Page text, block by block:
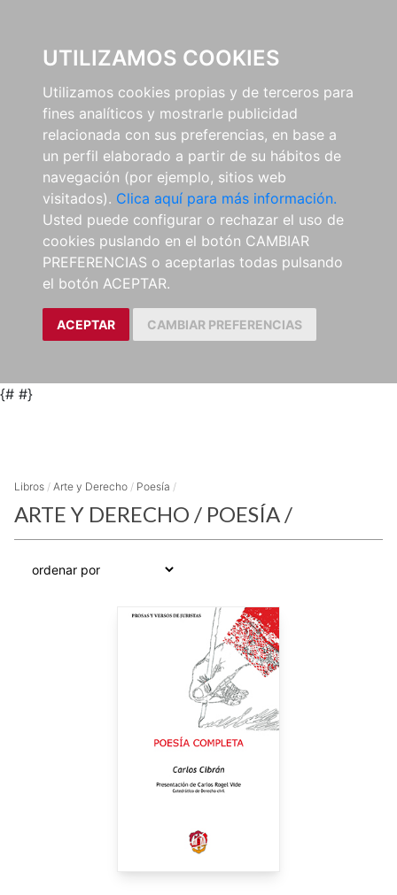
UTILIZAMOS COOKIES
Utilizamos cookies propias y de terceros para
fines analíticos y mostrarle publicidad
relacionada con sus preferencias, en base a
un perfil elaborado a partir de su hábitos de
navegación (por ejemplo, sitios web
visitados). Clica aquí para más información.
Usted puede configurar o rechazar el uso de
cookies puslando en el botón CAMBIAR
PREFERENCIAS o aceptarlas todas pulsando
el botón ACEPTAR.
ACEPTAR CAMBIAR PREFERENCIAS
{# #}
Libros / Arte y Derecho / Poesía /
ARTE Y DERECHO / POESÍA /